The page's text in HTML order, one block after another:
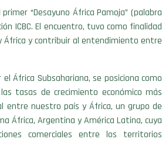
“Desayuno África Pamoja” (palabra
ICBC. El encuentro, tuvo como finalidad
África y contribuir al entendimiento entre
África Subsahariana, se posiciona como
tasas de crecimiento económico más
entre nuestro país y África, un grupo de
África, Argentina y América Latina, cuya
comerciales entre los territorios